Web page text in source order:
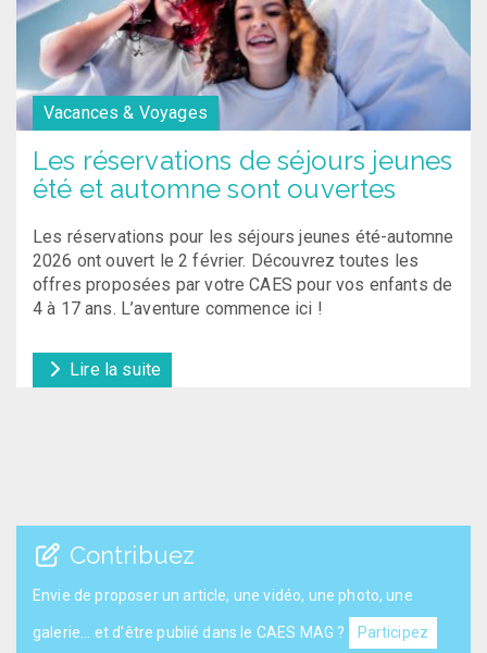
Vacances & Voyages
Les réservations de séjours jeunes
été et automne sont ouvertes
Les réservations pour les séjours jeunes été-automne
2026 ont ouvert le 2 février. Découvrez toutes les
offres proposées par votre CAES pour vos enfants de
4 à 17 ans. L’aventure commence ici !
Lire la suite
Contribuez
Envie de proposer un article, une vidéo, une photo, une
galerie... et d'être publié dans le CAES MAG ? Participez